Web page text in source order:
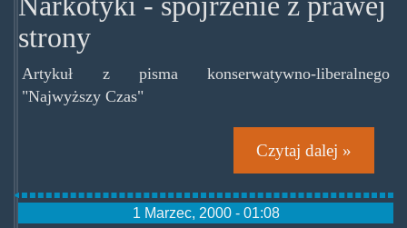
strony
Artykuł z pisma konserwatywno-liberalnego
"Najwyższy Czas"
Czytaj dalej »
1 Marzec, 2000 - 01:08